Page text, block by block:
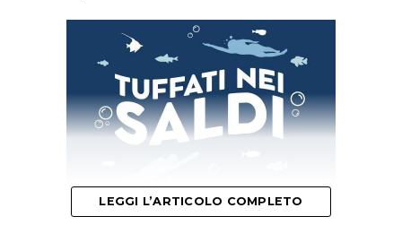
LEGGI L’ARTICOLO COMPLETO